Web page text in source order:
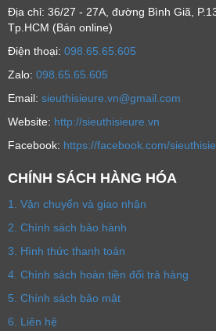
Địa chỉ: 36/27 - 27A, đường Bình Giã,
Tp.HCM (Bán online)
Ðiện thoại: 098.65.65.605
Zalo: 098.65.65.605
Email: sieuthisieure.vn@gmail.com
Website: http://sieuthisieure.vn
Facebook: https://facebook.com/
CHÍNH SÁCH HÀNG HÓA
1. Vận chuyển và giao nhận
2. Chính sách bảo hành
3. Hình thức thanh toán
4. Chính sách hoàn tiền đổi trả hàng
5. Chính sách bảo mật
6. Liên hệ